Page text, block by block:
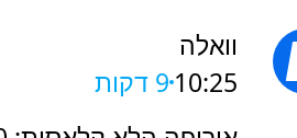
וואלה
10:25 9 דקות